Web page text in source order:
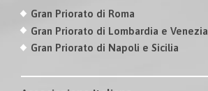
Gran Priorato di Roma
Gran Priorato di Lombardia e Venezia
Gran Priorato di Napoli e Sicilia